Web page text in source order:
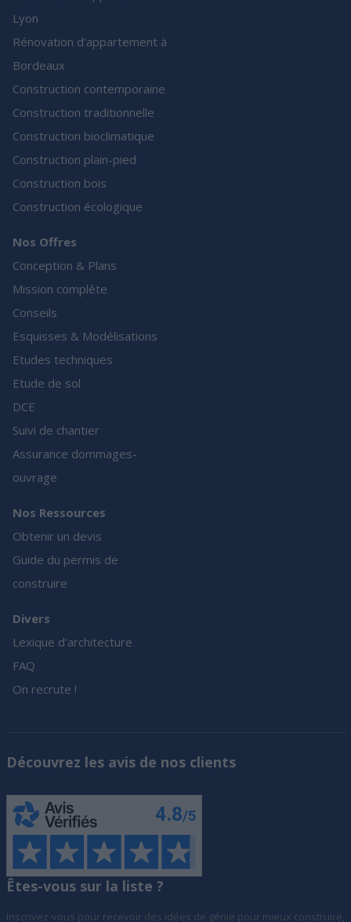
Lyon
Rénovation d’appartement à
Bordeaux
Construction contemporaine
Construction traditionnelle
Construction bioclimatique
Construction plain-pied
Construction bois
Construction écologique
Nos Offres
Conception & Plans
Mission complète
Conseils
Esquisses & Modélisations
Etudes techniques
Etude de sol
DCE
Suivi de chantier
Assurance dommages-
ouvrage
Nos Ressources
Obtenir un devis
Guide du permis de
construire
Divers
Lexique d’architecture
FAQ
On recrute !
Découvrez les avis de nos clients
Êtes-vous sur la liste ?
Inscrivez-vous pour recevoir des idées de génie pour mieux construire,